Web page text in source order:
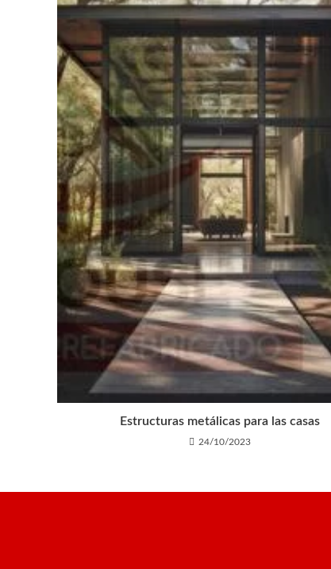
Estructuras metálicas para las casas
24/10/2023